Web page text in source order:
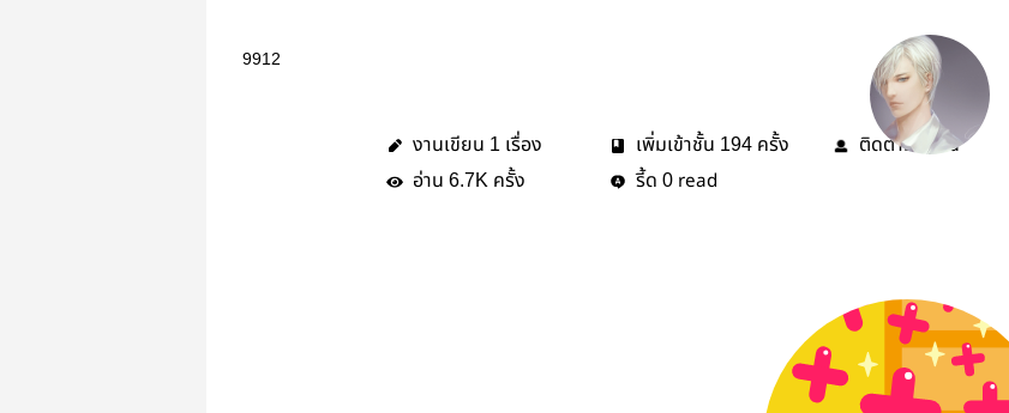
9912
งานเขียน 1 เรื่อง เพิ่มเข้าชั้น 194 ครั้ง ติดตาม 3คน
อ่าน 6.7K ครั้ง รี้ด 0 read